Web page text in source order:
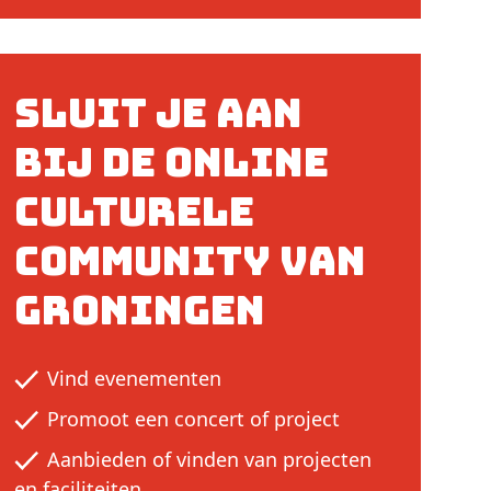
Sluit je aan
bij de online
culturele
community van
Groningen
Vind evenementen
Promoot een concert of project
Aanbieden of vinden van projecten